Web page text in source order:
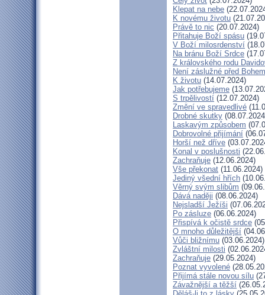
Klepat na nebe
K novému životu
Právě to nic (20.07.2024)
Přitahuje Boží spásu
V Boží milosrdenství
Na bránu Boží Srdce
Z královského rodu
Není záslužné před Bohem
K životu (14.07.2024)
Jak potřebujeme
S trpělivostí (12.07.2024)
Změní ve spravedlivé
Drobné skutky
Laskavým způsobem
Dobrovolné přijímání
Horší než dříve
Konal v poslušnosti
Zachraňuje (12.06.2024)
Vše překonat (11.06.2024)
Jediný všední hřích
Věrný svým slibům
Dává naději (08.06.2024)
Nejsladší Ježíši
Po zásluze (06.06.2024)
Přispívá k očistě srdce
O mnoho důležitější
Vůči bližnímu (03.06.2024)
Zvláštní milosti
Zachraňuje (29.05.2024)
Poznat vyvolené
Přijímá stále novou sílu
Závažnější a těžší